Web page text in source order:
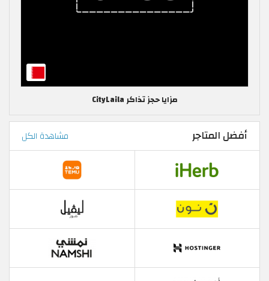
مزايا حجز تذاكر CityLaila
أفضل المتاجر مشاهدة الكل